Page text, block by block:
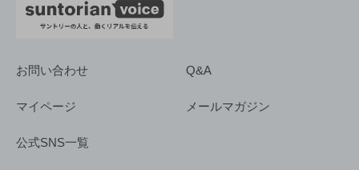
お問い合わせ Q&A
マイページ メールマガジン
公式SNS一覧